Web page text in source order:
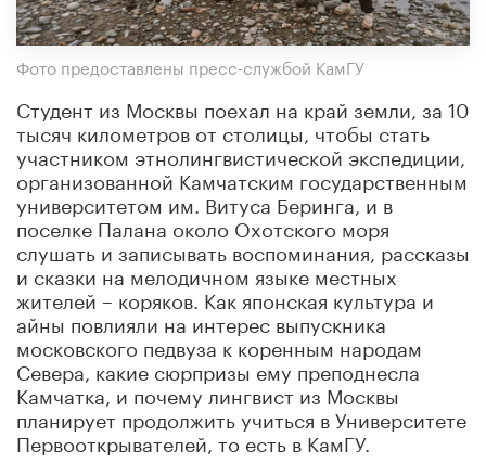
Фото предоставлены пресс-службой КамГУ
Студент из Москвы поехал на край земли, за 10
тысяч километров от столицы, чтобы стать
участником этнолингвистической экспедиции,
организованной Камчатским государственным
университетом им. Витуса Беринга, и в
поселке Палана около Охотского моря
слушать и записывать воспоминания, рассказы
и сказки на мелодичном языке местных
жителей – коряков. Как японская культура и
айны повлияли на интерес выпускника
московского педвуза к коренным народам
Севера, какие сюрпризы ему преподнесла
Камчатка, и почему лингвист из Москвы
планирует продолжить учиться в Университете
Первооткрывателей, то есть в КамГУ.